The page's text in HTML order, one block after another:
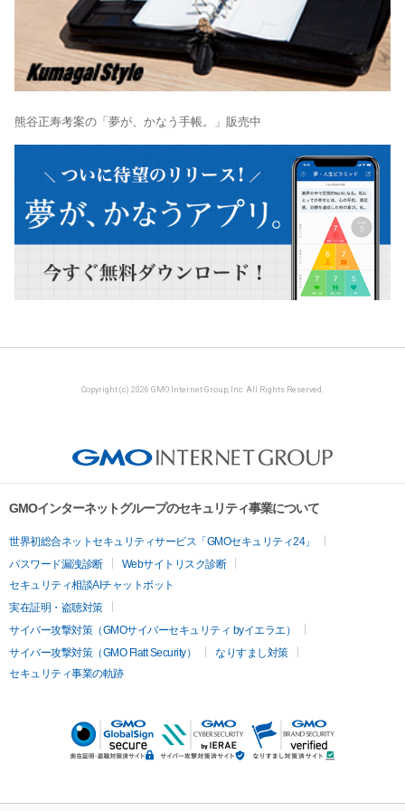
熊谷正寿考案の「夢が、かなう手帳。」販売中
Copyright (c) 2026 GMO Internet Group, Inc. All Rights Reserved.
GMOインターネットグループのセキュリティ事業について
世界初総合ネットセキュリティサービス「GMOセキュリティ24」
パスワード漏洩診断
Webサイトリスク診断
セキュリティ相談AIチャットボット
実在証明・盗聴対策
サイバー攻撃対策（GMOサイバーセキュリティ byイエラエ）
サイバー攻撃対策（GMO Flatt Security）
なりすまし対策
セキュリティ事業の軌跡